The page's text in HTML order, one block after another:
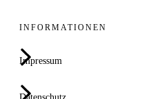
INFORMATIONEN
Impressum